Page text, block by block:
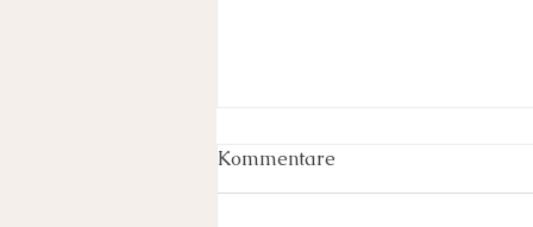
Kommentare